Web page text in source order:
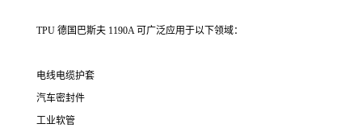
TPU 德国巴斯夫 1190A 可广泛应用于以下领域：
电线电缆护套
汽车密封件
工业软管